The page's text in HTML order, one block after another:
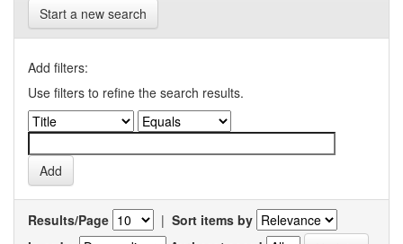
Start a new search
Add filters:
Use filters to refine the search results.
Results/Page | Sort items by